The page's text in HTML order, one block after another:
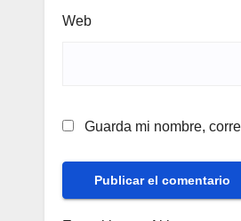
Web
Guarda mi nombre,